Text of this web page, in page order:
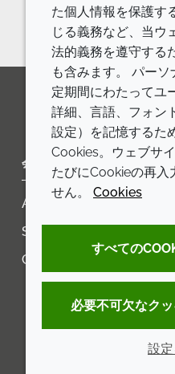
お問い合わ
会社
Annual Report
Sustainability Report
Croda.com
た個人情報を保護す
じる義務など、当ウ
法的義務を遵守する
も含みます。 パー
定期間にわたってユ
詳細、言語、フォン
設定）を記憶するた
Cookies。ウェブサ
たびにCookieの再入
せん。 Cookies
すべての
必要不可欠なク
設